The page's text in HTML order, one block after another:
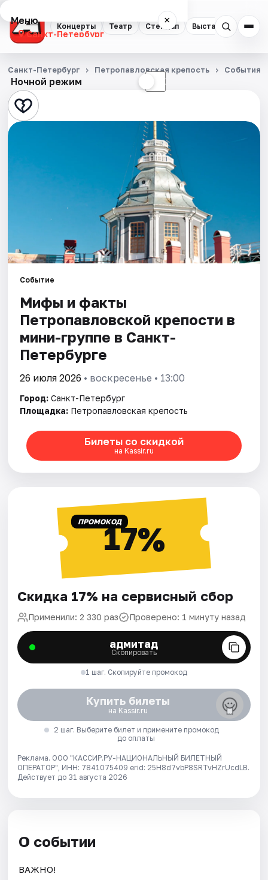
Концерты Театр Стендап Выставки
Меню ×
Санкт-Петербург
Концерты
Театр
Стендап
Квесты
События
Города
Площадки
Артисты
Рейтинги
Ночной режим ☾
Санкт-Петербург Петропавловская крепость События
Событие
Мифы и факты
Петропавловской крепости в
мини-группе в Санкт-
Петербурге
26 июля 2026 • воскресенье • 13:00
Город: Санкт-Петербург
Площадка: Петропавловская крепость
Билеты со скидкой
на Kassir.ru
ПРОМОКОД17%
Скидка 17% на сервисный сбор
Применили: 2 330 раз Проверено: 1 минуту назад
адмитад
Скопировать
1 шаг. Скопируйте промокод
Купить билеты
на Kassir.ru
2 шаг. Выберите билет и примените промокод
до оплаты
Реклама. ООО "КАССИР.РУ-НАЦИОНАЛЬНЫЙ БИЛЕТНЫЙ
ОПЕРАТОР", ИНН: 7841075409 erid: 25H8d7vbP8SRTvHZrUcdLB.
Действует до 31 августа 2026
О событии
ВАЖНО!